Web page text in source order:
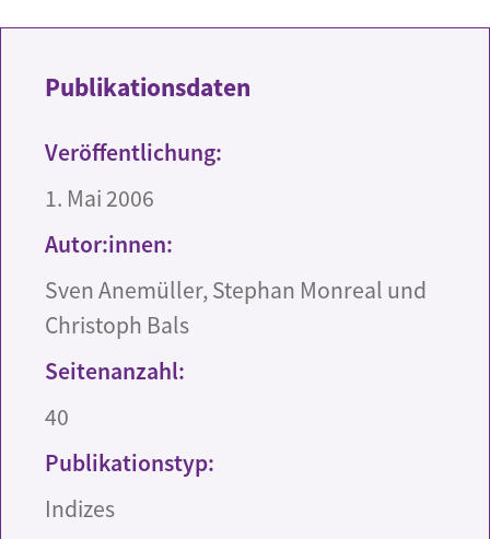
Publikationsdaten
Veröffentlichung:
1. Mai 2006
Autor:innen:
Sven Anemüller, Stephan Monreal und
Christoph Bals
Seitenanzahl:
40
Publikationstyp:
Indizes